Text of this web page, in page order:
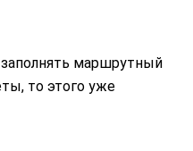
маршрутный
то этого уже